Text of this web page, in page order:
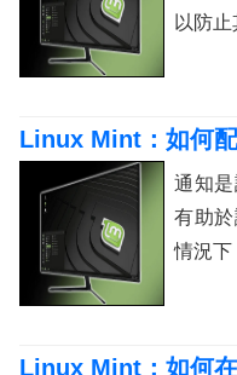
以防止
Linux Mint：如何
通知
有助
情況下
Linux Mint：如何